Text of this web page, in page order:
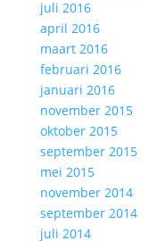
juli 2016
april 2016
maart 2016
februari 2016
januari 2016
november 2015
oktober 2015
september 2015
mei 2015
november 2014
september 2014
juli 2014